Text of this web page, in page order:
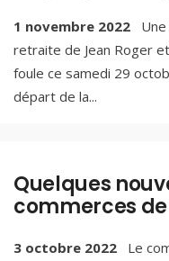
1 novembre 2022
retraite de Jean Roger
foule ce samedi 29
départ de la...
Quelques
commerces
3 octobre 2022
Le